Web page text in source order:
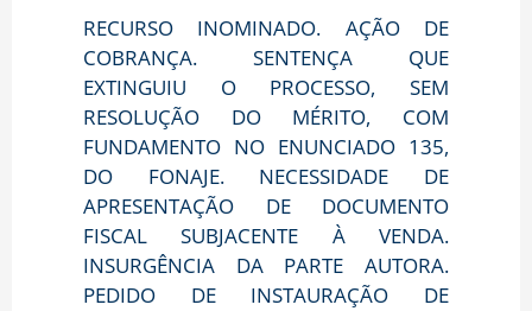
RECURSO INOMINADO. AÇÃO DE
COBRANÇA. SENTENÇA QUE
EXTINGUIU O PROCESSO, SEM
RESOLUÇÃO DO MÉRITO, COM
FUNDAMENTO NO ENUNCIADO 135,
DO FONAJE. NECESSIDADE DE
APRESENTAÇÃO DE DOCUMENTO
FISCAL SUBJACENTE À VENDA.
INSURGÊNCIA DA PARTE AUTORA.
PEDIDO DE INSTAURAÇÃO DE